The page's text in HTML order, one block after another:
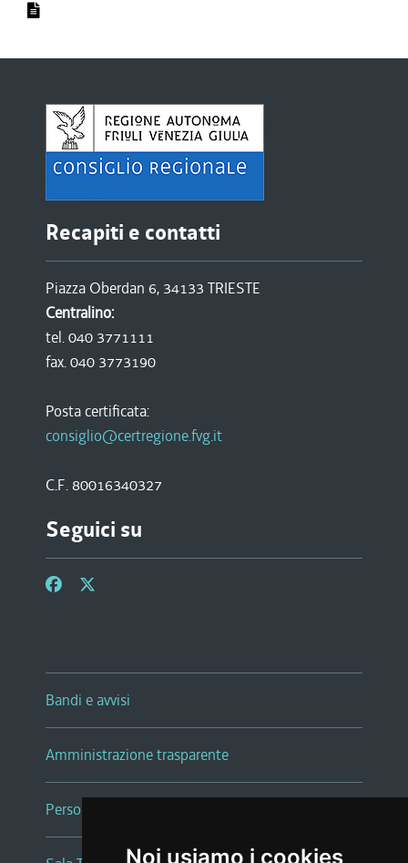
Noi usiamo i cookies
Recapiti e contatti
Piazza Oberdan 6, 34133 TRIESTE
Centralino:
tel. 040 3771111
fax. 040 3773190
Posta certificata:
consiglio@certregione.fvg.it
C.F. 80016340327
Seguici su
Bandi e avvisi
Amministrazione trasparente
Persone e Uffici